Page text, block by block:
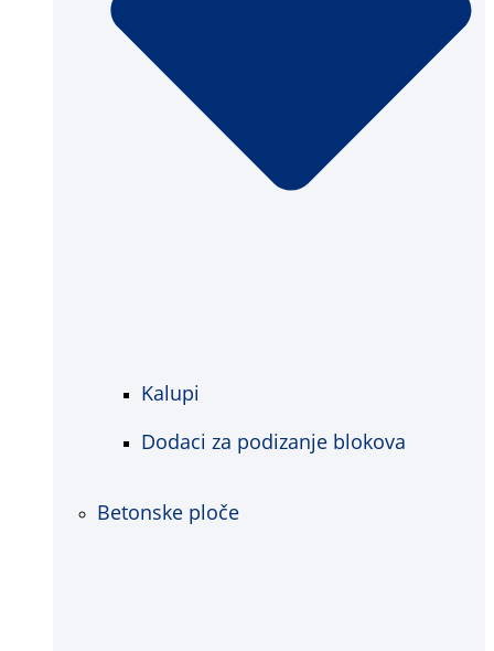
Kalupi
Dodaci za podizanje blokova
Betonske ploče